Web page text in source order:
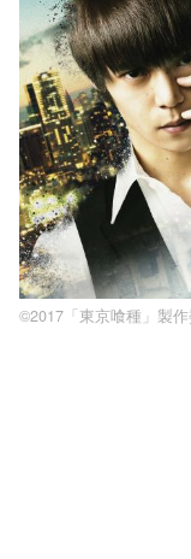
©2017「東京喰種」製